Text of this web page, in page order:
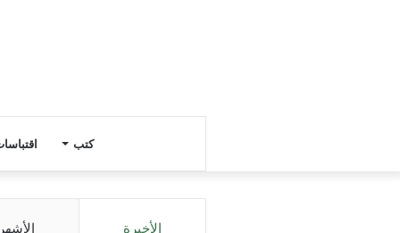
كتب
الأخيرة الأشهر